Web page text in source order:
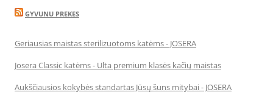
GYVUNU PREKES
Geriausias maistas sterilizuotoms katėms - JOSERA
Josera Classic katėms - Ulta premium klasės kačių maistas
Aukščiausios kokybės standartas Jūsų šuns mitybai - JOSERA